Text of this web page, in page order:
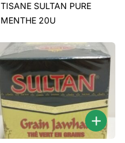
TISANE SULTAN PURE
MENTHE 20U